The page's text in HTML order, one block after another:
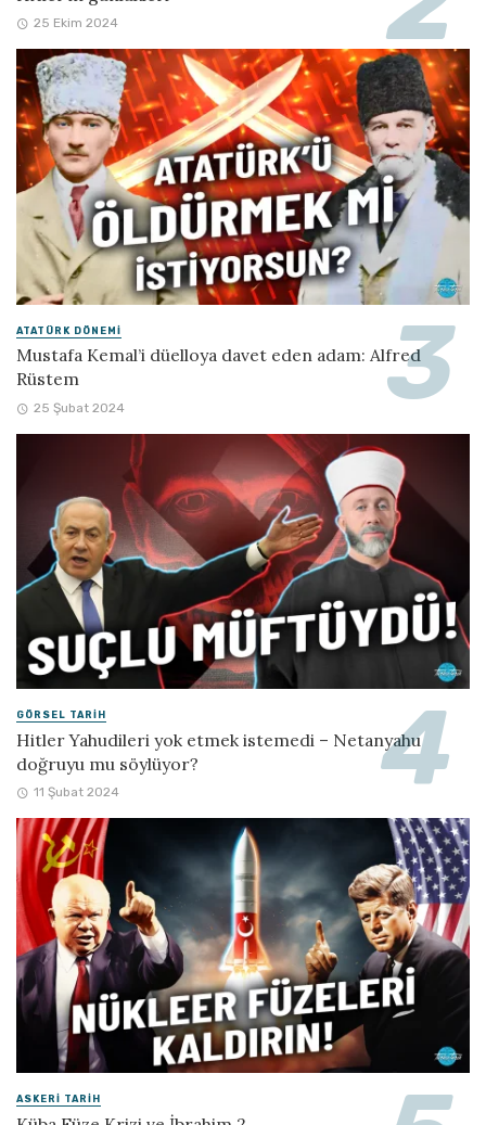
25 Ekim 2024
ATATÜRK DÖNEMI
Mustafa Kemal’i düelloya davet eden adam: Alfred
Rüstem
25 Şubat 2024
GÖRSEL TARIH
Hitler Yahudileri yok etmek istemedi – Netanyahu
doğruyu mu söylüyor?
11 Şubat 2024
ASKERI TARIH